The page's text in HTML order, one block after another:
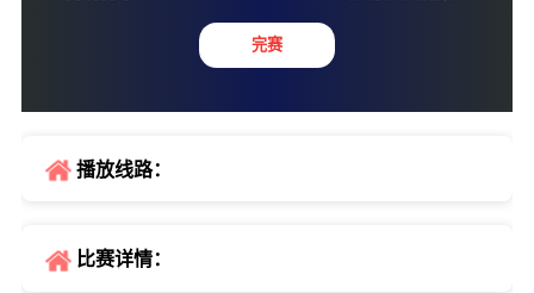
阿特苏尔U20 1 :
完赛
播放线路：
比赛详情：